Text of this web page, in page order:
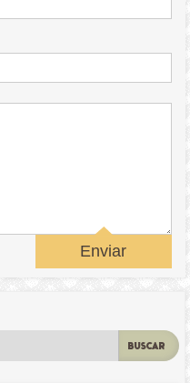
Enviar
BUSCAR